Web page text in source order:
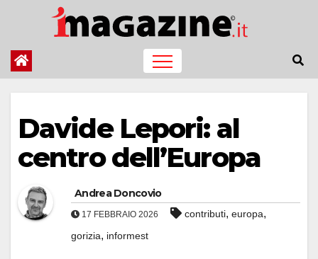
contenuto
Davide Lepori: al
centro dell’Europa
Andrea Doncovio
17 FEBBRAIO 2026 contributi, europa,
gorizia, informest